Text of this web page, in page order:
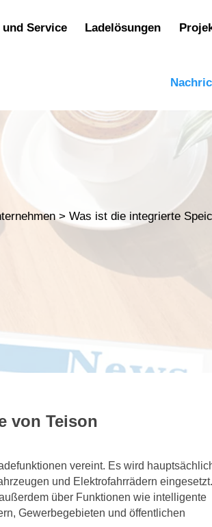
Service Ladelösungen
>Was ist die integrierte
von Teison
vereint. Es wird
und Elektrofahrrädern eingesetzt.
über Funktionen wie intelligente
Gewerbegebieten und öffentlichen